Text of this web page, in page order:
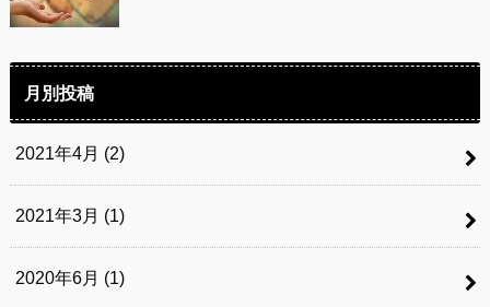
月別投稿
2021年4月 (2)
2021年3月 (1)
2020年6月 (1)